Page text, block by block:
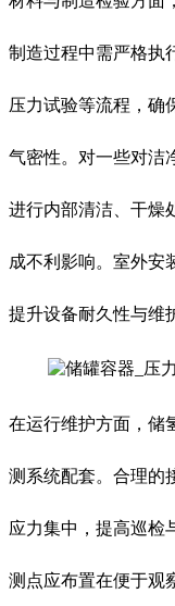
制造过程中需严格执
压力试验等流程，确
气密性。对一些对洁
进行内部清洁、干燥
成不利影响。室外安
提升设备耐久性与维
在运行维护方面，储
测系统配套。合理的
应力集中，提高巡检
测点应布置在便于观